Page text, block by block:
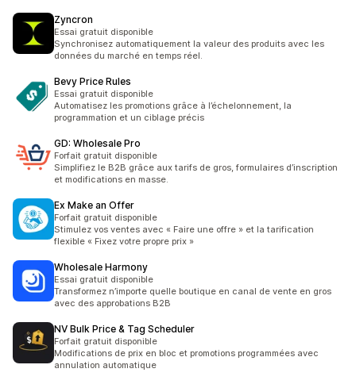
Zyncron
Essai gratuit disponible
Synchronisez automatiquement la valeur des produits avec les
données du marché en temps réel.
Bevy Price Rules
Essai gratuit disponible
Automatisez les promotions grâce à l’échelonnement, la
programmation et un ciblage précis
GD: Wholesale Pro
Forfait gratuit disponible
Simplifiez le B2B grâce aux tarifs de gros, formulaires d’inscription
et modifications en masse.
Ex Make an Offer
Forfait gratuit disponible
Stimulez vos ventes avec « Faire une offre » et la tarification
flexible « Fixez votre propre prix »
Wholesale Harmony
Essai gratuit disponible
Transformez n’importe quelle boutique en canal de vente en gros
avec des approbations B2B
NV Bulk Price & Tag Scheduler
Forfait gratuit disponible
Modifications de prix en bloc et promotions programmées avec
annulation automatique